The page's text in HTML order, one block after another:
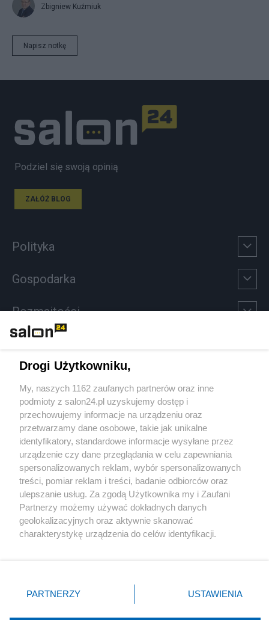
Zbigniew Kuźmiuk
Napisz notkę
Podziel się swoją opinią
ZAŁÓŻ BLOG
Polityka
Gospodarka
Rozmaitości
Sport
Społeczeństwo
Kultura
X Facebook Instagram Youtube
Drogi Użytkowniku,
My, naszych 1162 zaufanych partnerów oraz inne
podmioty z salon24.pl uzyskujemy dostęp i
przechowujemy informacje na urządzeniu oraz
przetwarzamy dane osobowe, takie jak unikalne
identyfikatory, standardowe informacje wysyłane przez
urządzenie czy dane przeglądania w celu zapewniania
spersonalizowanych reklam, wybór spersonalizowanych
treści, pomiar reklam i treści, badanie odbiorców oraz
ulepszanie usług. Za zgodą Użytkownika my i Zaufani
Partnerzy możemy używać dokładnych danych
geolokalizacyjnych oraz aktywnie skanować
charakterystykę urządzenia do celów identyfikacji.
zmienić/wycofać klikając przycisk ustawień prywatności
znajdujący się w lewym dolnym rogu strony
rodzaje przetwarzania danych nie wymagają zgody
PARTNERZY USTAWIENIA